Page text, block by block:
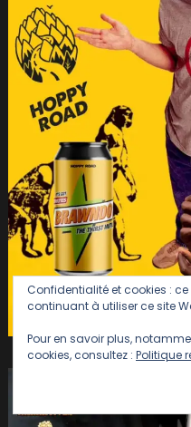
Confidentialité et cookies : ce
continuant à utiliser ce site
Pour en savoir plus,
cookies, consultez : Politique